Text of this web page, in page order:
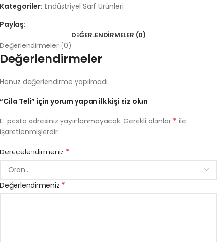
Kategoriler: Endüstriyel Sarf Ürünleri
Paylaş:
DEĞERLENDIRMELER (0)
Değerlendirmeler (0)
Değerlendirmeler
Henüz değerlendirme yapılmadı.
“Cila Teli” için yorum yapan ilk kişi siz olun
E-posta adresiniz yayınlanmayacak. Gerekli alanlar * ile
işaretlenmişlerdir
Derecelendirmeniz *
Değerlendirmeniz *